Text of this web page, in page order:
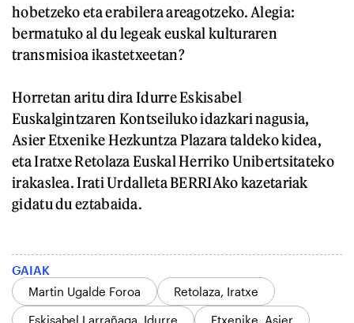
hobetzeko eta erabilera areagotzeko. Alegia:
bermatuko al du legeak euskal kulturaren
transmisioa ikastetxeetan?
Horretan aritu dira Idurre Eskisabel
Euskalgintzaren Kontseiluko idazkari nagusia,
Asier Etxenike Hezkuntza Plazara taldeko kidea,
eta Iratxe Retolaza Euskal Herriko Unibertsitateko
irakaslea. Irati Urdalleta BERRIAko kazetariak
gidatu du eztabaida.
GAIAK
Martin Ugalde Foroa
Retolaza, Iratxe
Eskisabel Larrañaga, Idurre
Etxenike, Asier